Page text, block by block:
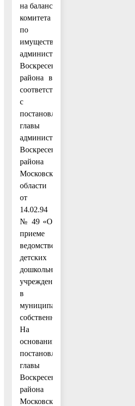
на баланс
комитета
по
имуществу
администрации
Воскресенского
района в
соответствии
с
постановлением
главы
администрации
Воскресенского
района
Московской
области
от
14.02.94
№ 49 «О
приеме
ведомственных
детских
дошкольных
учреждений
в
муниципальную
собственность».
На
основании
постановления
главы
Воскресенского
района
Московской